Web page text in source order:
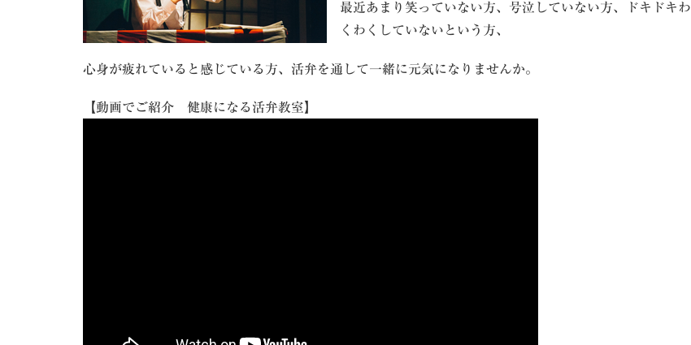
最近あまり笑っていない方、号泣していない方、ドキドキわ
くわくしていないという方、
心身が疲れていると感じている方、活弁を通して一緒に元気になりませんか。
【動画でご紹介 健康になる活弁教室】